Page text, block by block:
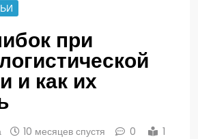
при
и как их
10 месяцев спустя 0
1